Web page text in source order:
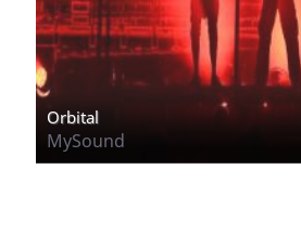
Orbital
MySound